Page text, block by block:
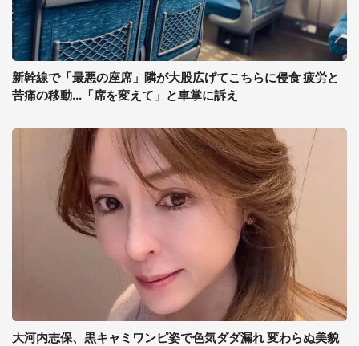
新幹線で「最悪の座席」隣が大股広げてこちらに侵食 疲労と
苦痛の移動...「席を変えて」と車掌に訴え
大河内志保、黒キャミワンピ姿で色気ダダ漏れ 変わらぬ美貌